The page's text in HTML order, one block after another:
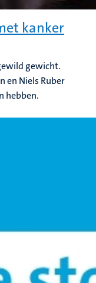
kanker
gewicht.
en Niels Ruber
hebben.